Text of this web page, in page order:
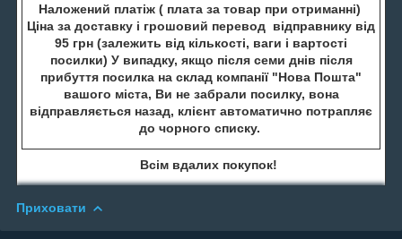
Наложений платіж ( плата за товар при отриманні)
Ціна за доставку і грошовий перевод відправнику від
95 грн (залежить від кількості, ваги і вартості
посилки) У випадку, якщо після семи днів після
прибуття посилка на склад компанії "Нова Пошта"
вашого міста, Ви не забрали посилку, вона
відправляється назад, клієнт автоматично потрапляє
до чорного списку.
Всім вдалих покупок!
Приховати